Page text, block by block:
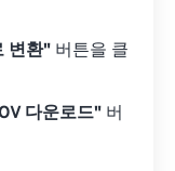
변환" 버튼을 클
다운로드" 버